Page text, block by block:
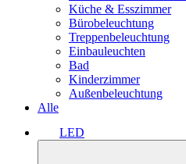
Küche & Esszimmer
Bürobeleuchtung
Treppenbeleuchtung
Einbauleuchten
Bad
Kinderzimmer
Außenbeleuchtung
Alle
LED